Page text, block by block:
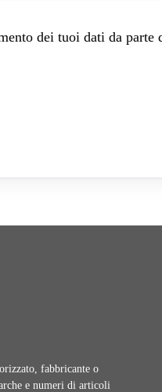
dei tuoi dati da parte
fabbricante o
e numeri di articoli